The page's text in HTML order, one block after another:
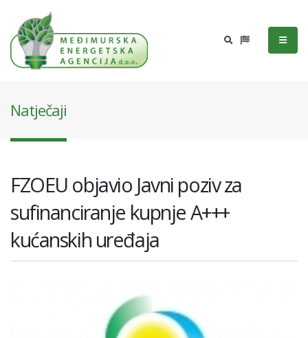
Natječaji
FZOEU objavio Javni poziv za
sufinanciranje kupnje A+++
kućanskih uređaja